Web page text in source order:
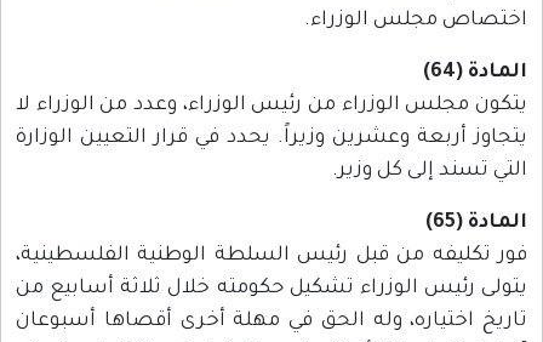
اختصاص مجلس الوزراء.
المادة (64)
يتكون مجلس الوزراء من رئيس الوزراء، وعدد من الوزراء لا
يتجاوز أربعة وعشرين وزيراً. يحدد في قرار التعيين الوزارة
التي تسند إلى كل وزير.
المادة (65)
فور تكليفه من قبل رئيس السلطة الوطنية الفلسطينية،
يتولى رئيس الوزراء تشكيل حكومته خلال ثلاثة أسابيع من
تاريخ اختياره، وله الحق في مهلة أخرى أقصاها أسبوعان